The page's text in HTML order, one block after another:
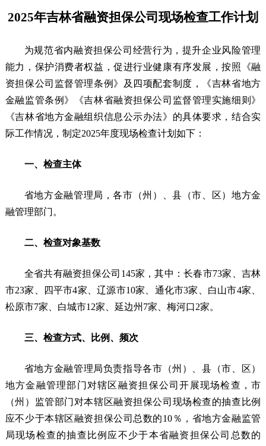
2025年吉林省融资担保公司现场检查工作计划
为规范省内融资担保公司经营行为，提升企业风险管理
能力，保护消费者权益，促进行业健康有序发展，按照《融
资担保公司监督管理条例》及四项配套制度，《吉林省地方
金融监管条例》《吉林省融资担保公司监督管理实施细则》
《吉林省地方金融组织信息公示办法》的具体要求，结合实
际工作情况，制定2025年度现场检查计划如下：
一、检查主体
省地方金融管理局，各市（州）、县（市、区）地方金
融管理部门。
二、检查对象基数
全省共有融资担保公司145家，其中：长春市73家、吉林
市23家、四平市4家、辽源市10家、通化市3家、白山市4家、
松原市7家、白城市12家、延边州7家、梅河口2家。
三、检查方式、比例、频次
省地方金融管理局负责指导各市（州）、县（市、区）
地方金融管理部门对辖区融资担保公司开展现场检查，市
（州）监管部门对本辖区融资担保公司现场检查的抽查比例
应不少于本辖区融资担保公司总数的10％，省地方金融监管
局现场检查的抽查比例应不少于本省融资担保公司总数的